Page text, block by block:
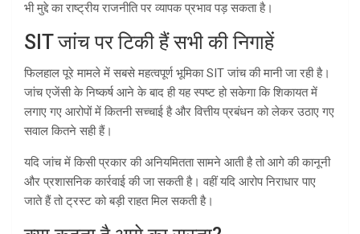
भी मुद्दे का राष्ट्रीय राजनीति पर व्यापक प्रभाव पड़ सकता है।
SIT जांच पर टिकी हैं सभी की निगाहें
फिलहाल पूरे मामले में सबसे महत्वपूर्ण भूमिका SIT जांच की मानी जा रही है।
जांच एजेंसी के निष्कर्ष आने के बाद ही यह स्पष्ट हो सकेगा कि शिकायत में
लगाए गए आरोपों में कितनी सच्चाई है और वित्तीय प्रबंधन को लेकर उठाए गए
सवाल कितने सही हैं।
यदि जांच में किसी प्रकार की अनियमितता सामने आती है तो आगे की कानूनी
और प्रशासनिक कार्रवाई की जा सकती है। वहीं यदि आरोप निराधार पाए
जाते हैं तो ट्रस्ट को बड़ी राहत मिल सकती है।